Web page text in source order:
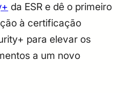
da ESR e dê o primeiro
à certificação
para elevar os
a um novo